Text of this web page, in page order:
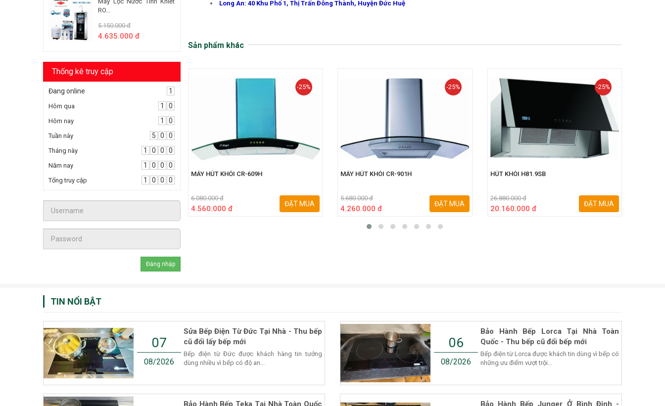
RO...
5.150.000 đ
4.635.000 đ
Thống kê truy cập
Đang online 1
Hôm qua 1 0
Hôm nay 1 0
Tuần này 5 0 0
Tháng này 1 0 0 0
Năm nay 1 0 0 0
Tổng truy cập 1 0 0 0
Long An: 40 Khu Phố 1, Thị Trấn Đông Thành, Huyện Đức Huệ
Sản phẩm khác
-25%
MÁY HÚT KHÓI CR-609H
6.080.000 đ
4.560.000 đ
ĐẶT MUA
-25%
MÁY HÚT KHÓI CR-901H
5.680.000 đ
4.260.000 đ
ĐẶT MUA
-25%
HÚT KHÓI H81.9SB
26.880.000 đ
20.160.000 đ
ĐẶT MUA
TIN NỔI BẬT
07
08/2026
Sửa Bếp Điện Từ Đức Tại Nhà - Thu bếp
cũ đổi lấy bếp mới
Bếp điện từ Đức được khách hàng tin tưởng
dùng nhiều vì bếp có độ an...
06
08/2026
Bảo Hành Bếp Lorca Tại Nhà Toàn
Quốc - Thu bếp cũ đổi bếp mới
Bếp điện từ Lorca được khách tin dùng vì bếp có
những ưu điểm vượt trội...
Bảo Hành Bếp Teka Tại Nhà Toàn Quốc Bảo Hành Bếp Junger Ở Bình Định -